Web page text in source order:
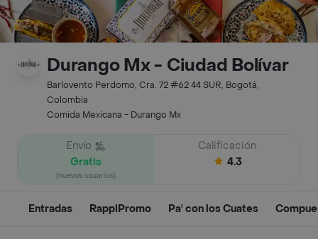
Durango Mx - Ciudad Bolívar
Barlovento Perdomo, Cra. 72 #62 44 SUR, Bogotá,
Colombia
Comida Mexicana - Durango Mx
Envío
Gratis
(nuevos usuarios)
Calificación
4.3
Entradas RappiPromo Pa' con los Cuates